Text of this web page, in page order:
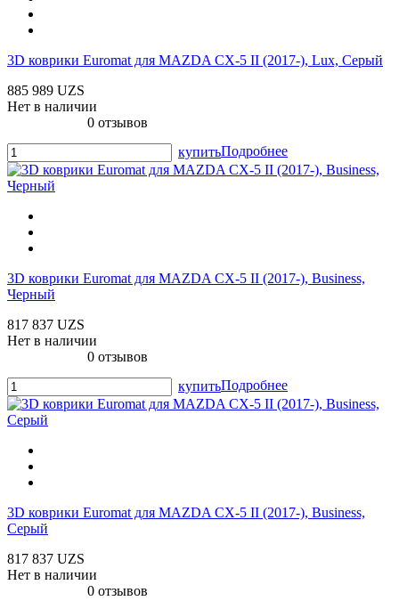
3D коврики Euromat для MAZDA CX-5 II (2017-), Lux, Серый
885 989 UZS
Нет в наличии
0 отзывов
купитьПодробнее
3D коврики Euromat для MAZDA CX-5 II (2017-), Business,
Черный
817 837 UZS
Нет в наличии
0 отзывов
купитьПодробнее
3D коврики Euromat для MAZDA CX-5 II (2017-), Business,
Серый
817 837 UZS
Нет в наличии
0 отзывов